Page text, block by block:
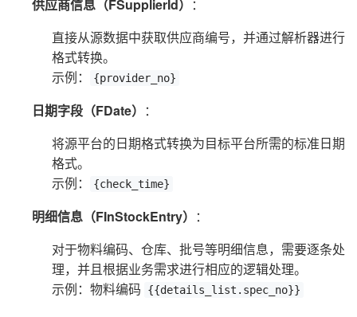
供应商信息（FSupplierId） ：
直接从源数据中获取供应商编号，并通过解析器进行
格式转换。
示例：
{provider_no}
日期字段（FDate） ：
将源平台的日期格式转换为目标平台所需的标准日期
格式。
示例：
{check_time}
明细信息（FInStockEntry） ：
对于物料编码、仓库、批号等明细信息，需要逐条处
理，并且根据业务需求进行相应的逻辑处理。
示例：物料编码
{{details_list.spec_no}}